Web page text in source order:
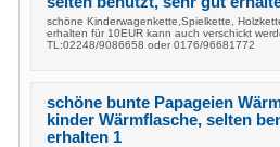
schöne Kinderwagenkette,Spielkette,
erhalten für 10EUR kann auch verschickt
TL:02248/9086658 oder 0176/96681772
schöne bunte Papageien
kinder Wärmflasche, selten
erhalten 1